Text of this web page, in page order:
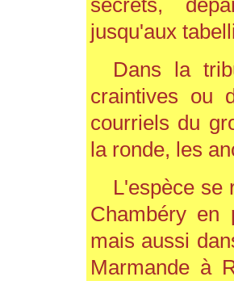
jusqu'aux
Dans la
craintives ou
courriels du
la ronde, les
L'espèce se
Chambéry en
mais aussi
Marmande à